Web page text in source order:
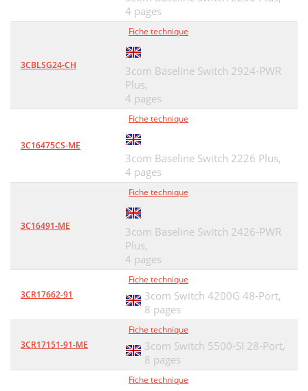
4 pages
3CBLSG24-CH
Fiche technique
3com Baseline Switch 2924-PWR
Plus,
4 pages
3C16475CS-ME
Fiche technique
3com Baseline Switch 2226 Plus,
4 pages
3C16491-ME
Fiche technique
3com Baseline Switch 2426-PWR
Plus,
4 pages
3CR17662-91
Fiche technique
3com Switch 4200G 48-Port,
8 pages
3CR17151-91-ME
Fiche technique
3com Switch 5500-SI 28-Port,
8 pages
Fiche technique